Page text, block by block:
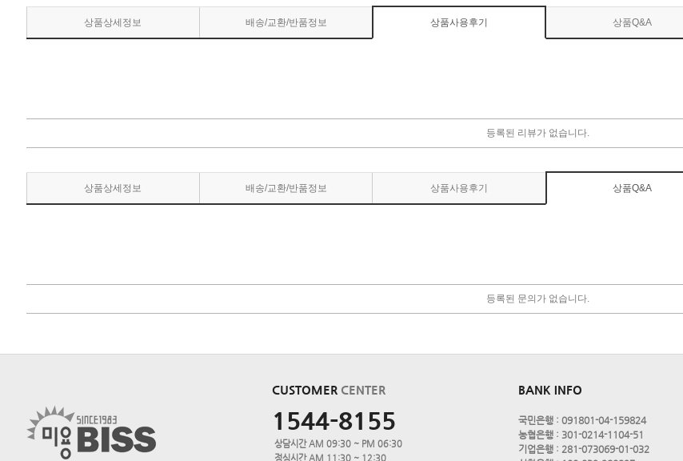
상품상세정보 배송/교환/반품정보 상품사용후기 상품Q&A
등록된 리뷰가 없습니다.
상품상세정보 배송/교환/반품정보 상품사용후기 상품Q&A
등록된 문의가 없습니다.
CUSTOMER CENTER
1544-8155
상담시간 AM 09:30 ~ PM 06:30
점심시간 AM 11:30 ~ 12:30
BANK INFO
국민은행 : 091801-04-159824
농협은행 : 301-0214-1104-51
기업은행 : 281-073069-01-032